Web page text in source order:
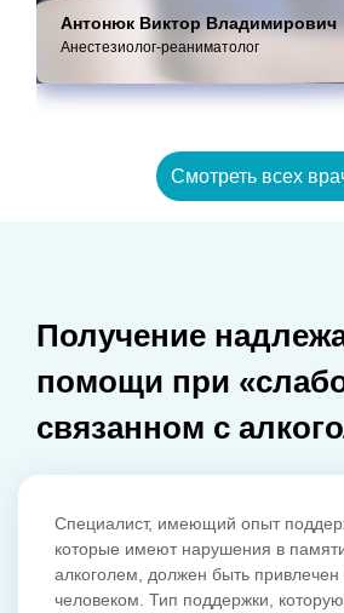
Антонюк Виктор Владимирович
Анестезиолог-реаниматолог
Смотреть всех
Получение
помощи при
связанном с
Специалист, имеющий опыт
которые имеют нарушения в
алкоголем, должен быть привлечен
человеком. Тип поддержки,